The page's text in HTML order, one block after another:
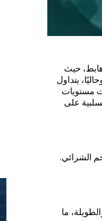
هابط، حيث
سعر له حتى الآن عند 1.02683 وأدنى سعر عند 1.02056. وحاليًا، يتداول
تحت مستويات
على
الشرائي.
ما